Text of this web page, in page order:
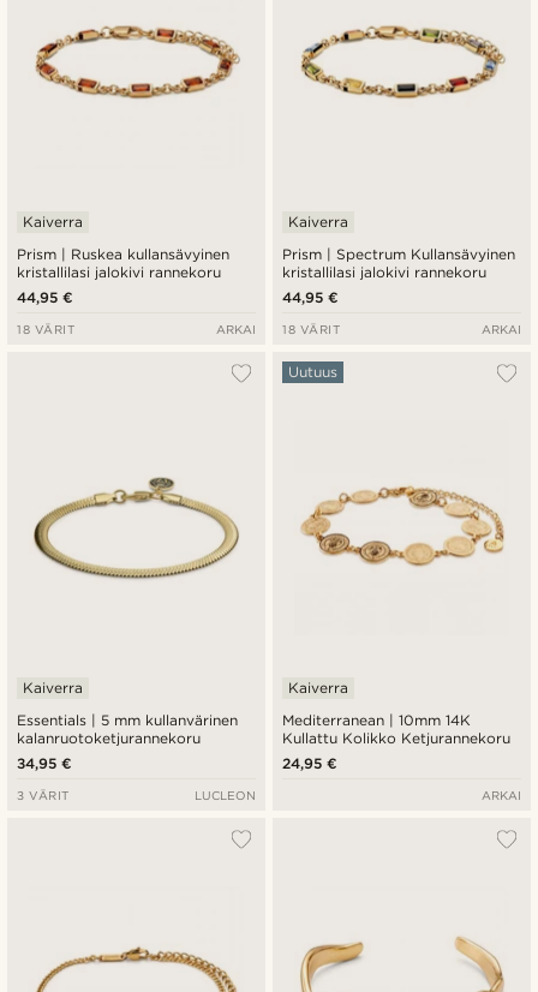
Prism | Ruskea kullansävyinen
kristallilasi jalokivi rannekoru
Kaiverra
44,95 €
18 VÄRIT ARKAI
Prism | Spectrum Kullansävyinen
kristallilasi jalokivi rannekoru
Kaiverra
44,95 €
18 VÄRIT ARKAI
Essentials | 5 mm kullanvärinen
kalanruotoketjurannekoru
Kaiverra
34,95 €
3 VÄRIT LUCLEON
Mediterranean | 10mm 14K
Kullattu Kolikko Ketjurannekoru
Uutuus
Kaiverra
24,95 €
ARKAI